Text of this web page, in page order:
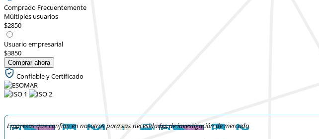
Comprado Frecuentemente
Múltiples usuarios
$2850
Usuario empresarial
$3850
Comprar ahora
Confiable y Certificado
Empresas que confían en nosotros para sus necesidades de investigación de mercado